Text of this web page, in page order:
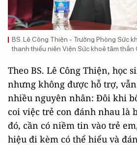
BS. Lê Công Thiện - Trưởng Phòng Sức
thanh thiếu niên Viện Sức khoẻ tâm thần
Theo BS. Lê Công Thiện, học
nhưng không được hỗ trợ,
nhiều nguyên nhân: Đôi khi
coi việc trẻ con đánh nhau là
đó, cần có niềm tin vào trẻ
hiệu đi kèm có thể hiểu và